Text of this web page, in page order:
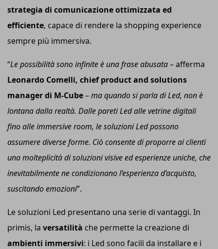
strategia di comunicazione ottimizzata ed
efficiente, capace di rendere la shopping experience
sempre più immersiva.
“Le possibilità sono infinite è una frase abusata– afferma
Leonardo Comelli, chiefproduct and solutions
manager di M-Cube–ma quando si parla di Led, non è
lontana dalla realtà. Dalle pareti Ledalle vetrine digitali
fino alle immersive room, le soluzioni Ledpossono
assumere diverse forme. Ciò consente di proporre ai clienti
una molteplicità di soluzioni visive ed esperienze uniche, che
inevitabilmente ne condizionano l’esperienza d’acquisto,
suscitando emozioni”.
Le soluzioni Led presentano una serie di vantaggi. In
primis, la versatilità che permette la creazione di
ambienti immersivi: i Led sono facili da installare e i